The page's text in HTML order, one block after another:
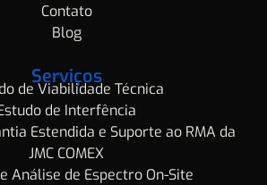
Contato
Blog
Serviços
de Viabilidade Técnica
de Interfência
Estendida e Suporte ao RMA da
JMC COMEX
Análise de Espectro On-Site